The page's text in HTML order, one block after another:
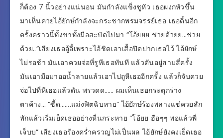
ก็ต้อง 7 นิ้วอย่างแน่นอน มันกำลังแข็งชูหัว เธอผงกหัวขึ้น
มาเห็นควยไอ้ยักษ์กำลังจะกระชากพรมจรรย์เธอ เธอดิ้นอีก
ครั้งคราวนี้ทั้งขาทั้งมือสะบัดไปมา “โอ้ยยย ช่วยด้วยย…ช่วย
ด้วย..”เสียงเธออู้อี้เพราะไอ้ชิดเอาเสื้อปิดปากเธอไว้ ไอ้ยักษ์
ไม่รอช้า มันเอาควยจ่อที่รูหีเธอทันที แล้วดันอยู่สามสี่ครั้ง
มันเอามือมาออน้ำลายแล้วเอาไปถูหีเธออีกครั้ง แล้วก็จับควย
จ่อไปที่หีเธอแล้วดัน พรวดด…… ผมเห็นเธอกระตุกร่าง
ตาค้าง… “ซี้ด…….แม่งฟิตฉิบหาย” ไอ้ยักษ์ร้องพลางแช่ควยสัก
พักแล้วเริ่มเย็ดเธออย่างหื่นกระหาย “โอ้ยย ฮือๆๆ พอแล้วพี่
เจ็บบ” เสียงเธอร้องคร่ำครวญไม่เป็นผล ไอ้ยักษ์ยังคงเย็ดเธอ